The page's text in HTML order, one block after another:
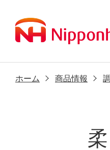
ホーム 商品情報